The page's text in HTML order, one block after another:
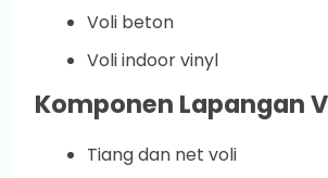
Voli beton
Voli indoor vinyl
Komponen Lapangan
Tiang dan net voli